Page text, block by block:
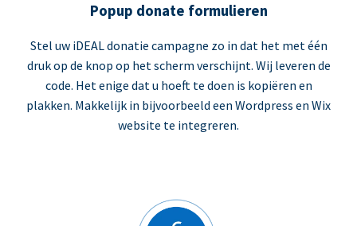
Popup donate formulieren
Stel uw iDEAL donatie campagne zo in dat het met één
druk op de knop op het scherm verschijnt. Wij leveren de
code. Het enige dat u hoeft te doen is kopiëren en
plakken. Makkelijk in bijvoorbeeld een Wordpress en Wix
website te integreren.